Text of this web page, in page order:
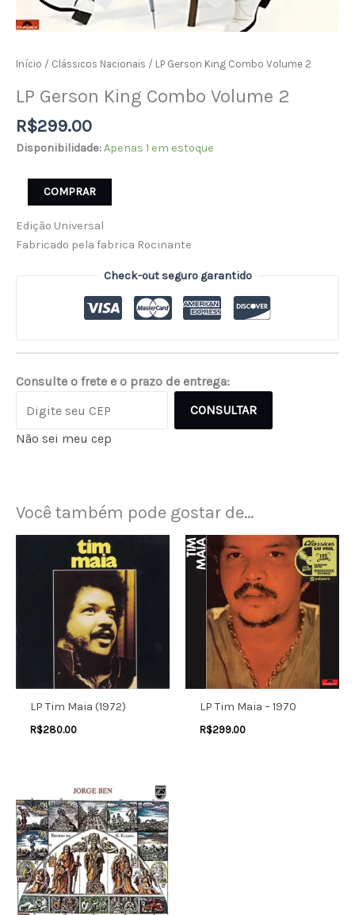
Início / Clássicos Nacionais / LP Gerson King Combo Volume 2
LP Gerson King Combo Volume 2
R$299.00
Disponibilidade:Apenas 1 em estoque
COMPRAR
Edição Universal
Fabricado pela fabrica Rocinante
Check-out seguro garantido
Consulte o frete e o prazo de entrega:
CONSULTAR
Não sei meu cep
Você também pode gostar de…
LP Tim Maia (1972)
R$280.00
LP Tim Maia – 1970
R$299.00